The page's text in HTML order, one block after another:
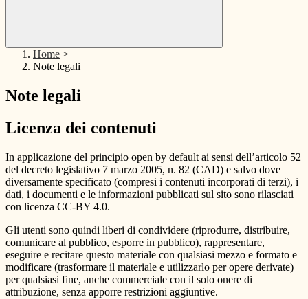
Home >
Note legali
Note legali
Licenza dei contenuti
In applicazione del principio open by default ai sensi dell’articolo 52
del decreto legislativo 7 marzo 2005, n. 82 (CAD) e salvo dove
diversamente specificato (compresi i contenuti incorporati di terzi), i
dati, i documenti e le informazioni pubblicati sul sito sono rilasciati
con licenza CC-BY 4.0.
Gli utenti sono quindi liberi di condividere (riprodurre, distribuire,
comunicare al pubblico, esporre in pubblico), rappresentare,
eseguire e recitare questo materiale con qualsiasi mezzo e formato e
modificare (trasformare il materiale e utilizzarlo per opere derivate)
per qualsiasi fine, anche commerciale con il solo onere di
attribuzione, senza apporre restrizioni aggiuntive.